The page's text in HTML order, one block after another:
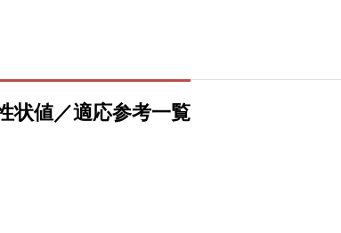
状値／適応参考一覧